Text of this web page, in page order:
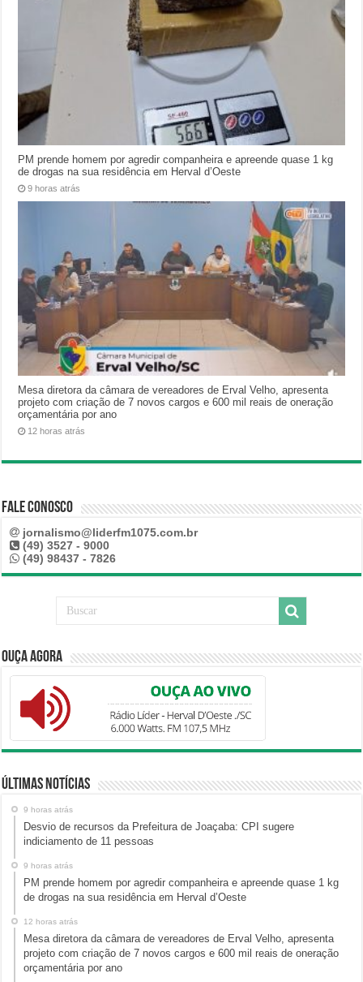
PM prende homem por agredir companheira e apreende quase 1 kg
de drogas na sua residência em Herval d’Oeste
9 horas atrás
Mesa diretora da câmara de vereadores de Erval Velho, apresenta
projeto com criação de 7 novos cargos e 600 mil reais de oneração
orçamentária por ano
12 horas atrás
Fale Conosco
jornalismo@liderfm1075.com.br
(49) 3527 - 9000
(49) 98437 - 7826
Ouça Agora
Últimas Notícias
9 horas atrás
Desvio de recursos da Prefeitura de Joaçaba: CPI sugere
indiciamento de 11 pessoas
9 horas atrás
PM prende homem por agredir companheira e apreende quase 1 kg
de drogas na sua residência em Herval d’Oeste
12 horas atrás
Mesa diretora da câmara de vereadores de Erval Velho, apresenta
projeto com criação de 7 novos cargos e 600 mil reais de oneração
orçamentária por ano